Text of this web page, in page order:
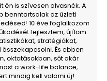
én is szívesen olvasnék. A
benntartsalak az üzleti
10 éve foglalkozom
fejlesztem, újítom
stratégiákat,
És ebben
oktatásokban, sőt akár
a work-life balance,
mindig kell valami új!